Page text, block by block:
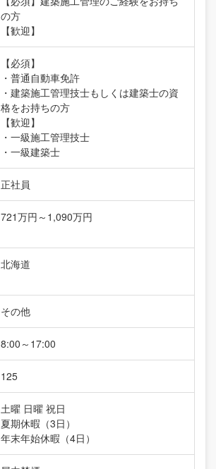
の方
【歓迎】
【必須】
・普通自動車免許
・建築施工管理技士もしくは建築士の資
格をお持ちの方
【歓迎】
・一級施工管理技士
・一級建築士
正社員
721万円～1,090万円
北海道
その他
8:00～17:00
125
土曜 日曜 祝日
夏期休暇（3日）
年末年始休暇（4日）